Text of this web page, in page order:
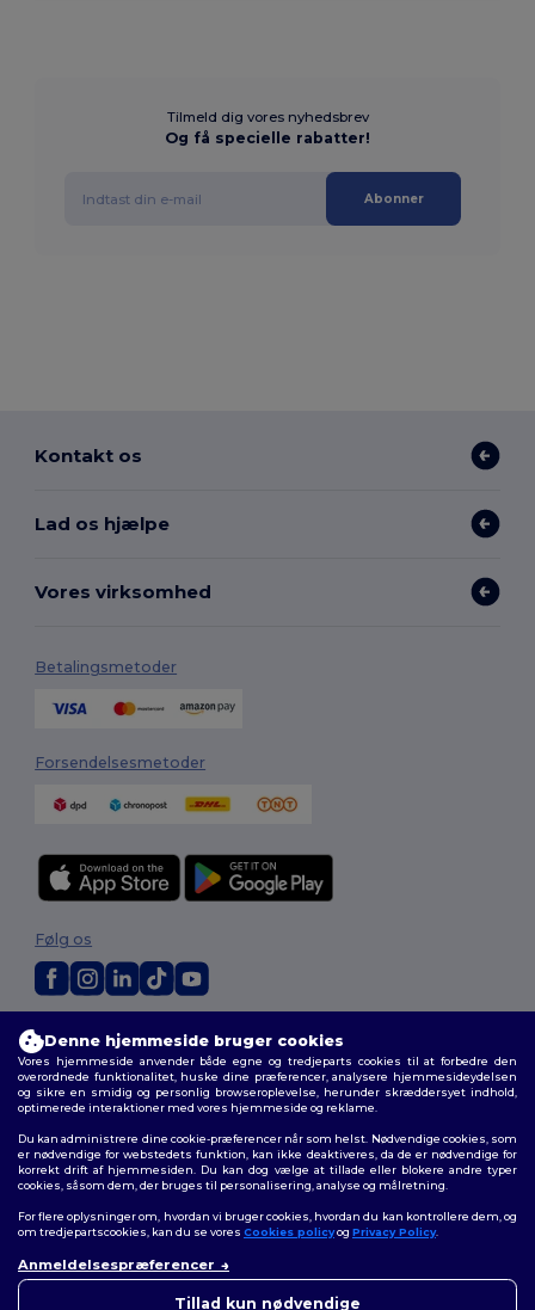
Tilmeld dig vores nyhedsbrev
Og få specielle rabatter!
Abonner
Kontakt os
Lad os hjælpe
Vores virksomhed
Betalingsmetoder
Forsendelsesmetoder
Vilkår og Betingelser
|Tilpasset politik Fortrolighedspolitik|
Politik for
cookies|Sitemap
Følg os
Denne hjemmeside bruger cookies
Vores hjemmeside anvender både egne og tredjeparts cookies til at forbedre den
overordnede funktionalitet, huske dine præferencer, analysere hjemmesideydelsen
og sikre en smidig og personlig browseroplevelse, herunder skræddersyet indhold,
optimerede interaktioner med vores hjemmeside og reklame.
Du kan administrere dine cookie-præferencer når som helst. Nødvendige cookies, som
er nødvendige for webstedets funktion, kan ikke deaktiveres, da de er nødvendige for
korrekt drift af hjemmesiden. Du kan dog vælge at tillade eller blokere andre typer
cookies, såsom dem, der bruges til personalisering, analyse og målretning.
For flere oplysninger om, hvordan vi bruger cookies, hvordan du kan kontrollere dem, og
om tredjepartscookies, kan du se vores Cookies policyog Privacy Policy.
Anmeldelsespræferencer
Tillad kun nødvendige